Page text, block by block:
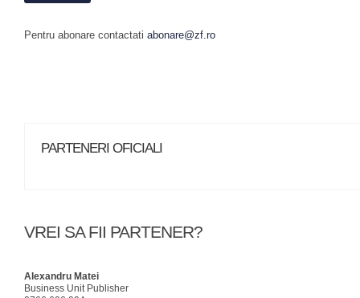
Pentru abonare contactati abonare@zf.ro
PARTENERI OFICIALI
VREI SA FII PARTENER?
Alexandru Matei
Business Unit Publisher